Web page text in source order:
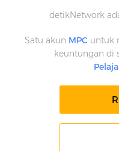
detikNetwork
Satu akun MPC untuk
keuntungan di